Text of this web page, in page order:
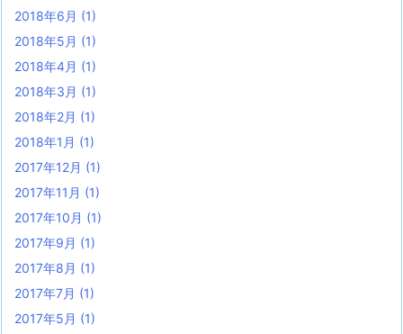
2018年6月 (1)
2018年5月 (1)
2018年4月 (1)
2018年3月 (1)
2018年2月 (1)
2018年1月 (1)
2017年12月 (1)
2017年11月 (1)
2017年10月 (1)
2017年9月 (1)
2017年8月 (1)
2017年7月 (1)
2017年5月 (1)